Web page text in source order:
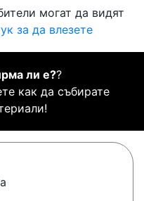
могат да видят
за да влезете
ли е??
как да събирате